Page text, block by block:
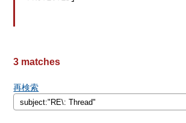
3 matches
再検索